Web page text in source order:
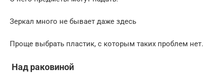
Зеркал много не бывает даже здесь
Проще выбрать пластик, с которым таких проблем нет.
Над раковиной